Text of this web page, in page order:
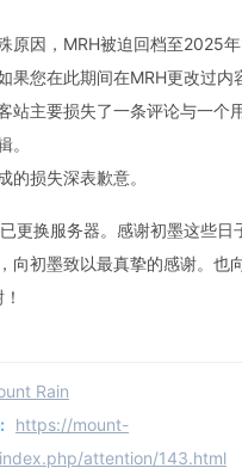
原因，MRH被迫回档至2025
果您在此期间在MRH更改过内
站主要损失了一条评论与一个
。
的损失深表歉意。
更换服务器。感谢初墨这些日
向初墨致以最真挚的感谢。也
Rain
https://mount-
attention/143.html